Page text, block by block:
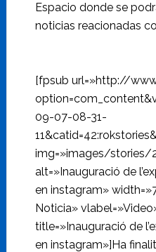
Espacio donde se
noticias reacionadas
[fpsub url=»http://
09-07-08-31-
img=»images/stories/
alt=»Inauguració de
en instagram»
Noticia»
title=»Inauguració de
en instagram»]Ha